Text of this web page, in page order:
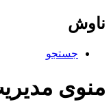
ناوش
جستجو
منوی